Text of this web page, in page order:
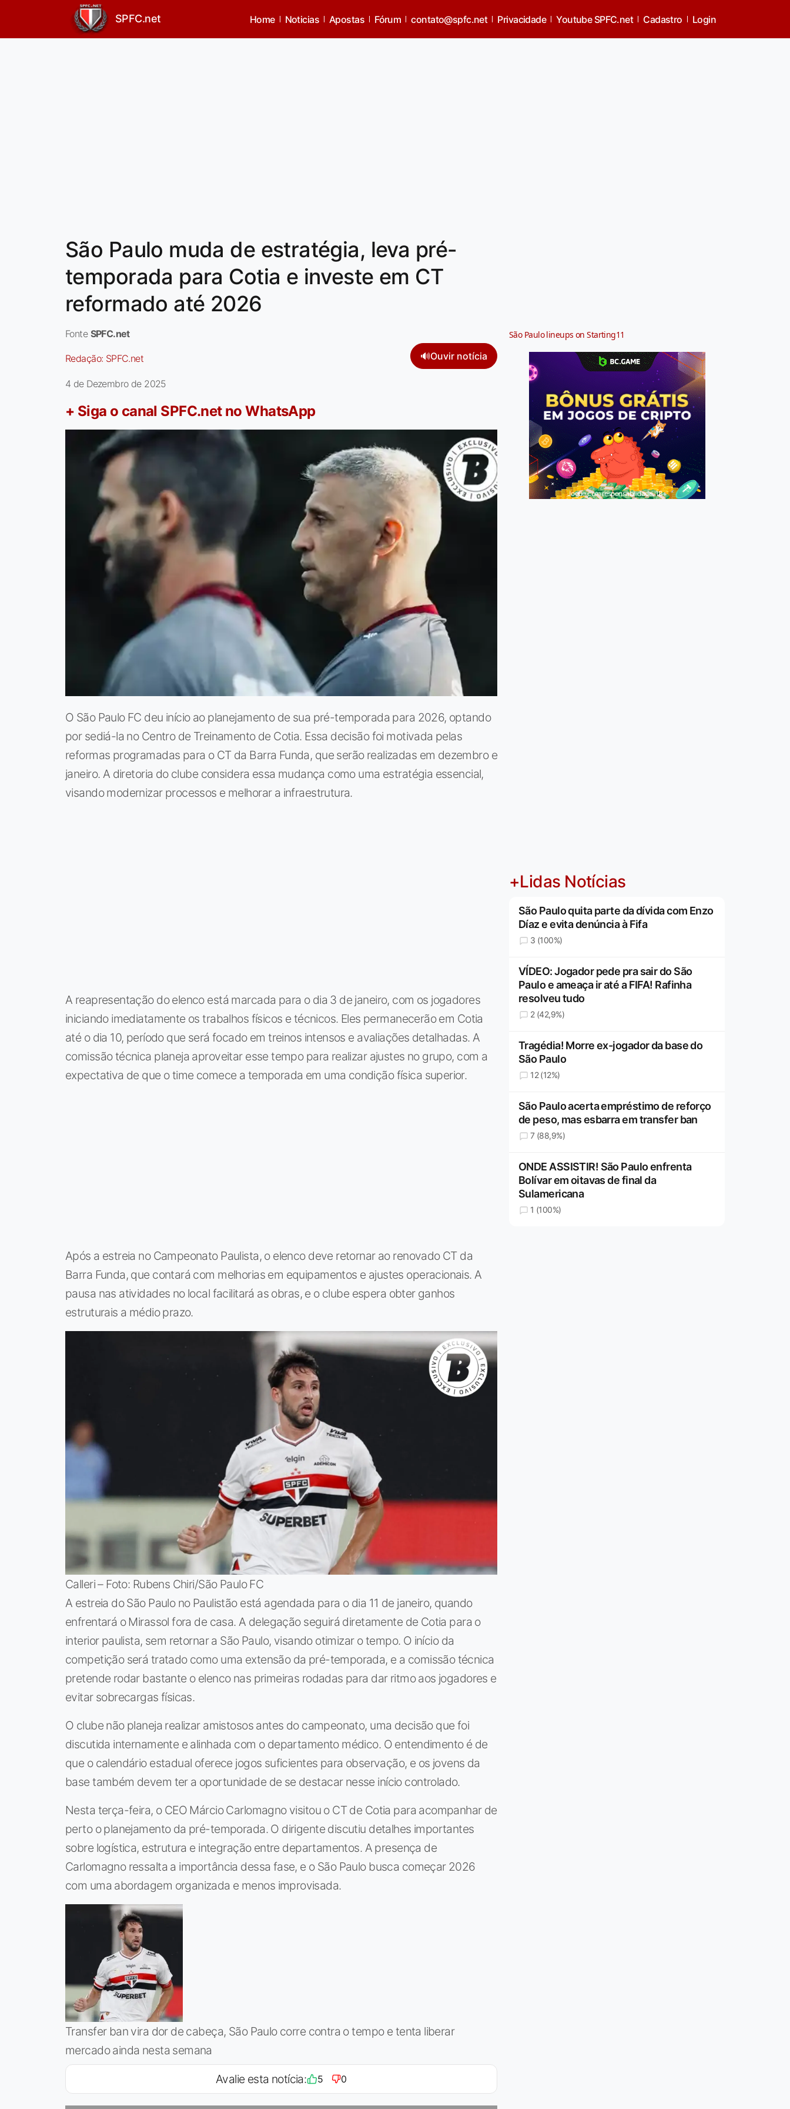
SPFC.net Home Noticias Apostas Fórum contato@spfc.net Privacidade Youtube SPFC.net Cadastro Login
São Paulo muda de estratégia, leva pré-
temporada para Cotia e investe em CT
reformado até 2026
Fonte SPFC.net
Redação: SPFC.net 🔊Ouvir notícia
4 de Dezembro de 2025
+ Siga o canal SPFC.net no WhatsApp
O São Paulo FC deu início ao planejamento de sua pré-temporada para 2026, optando
por sediá-la no Centro de Treinamento de Cotia. Essa decisão foi motivada pelas
reformas programadas para o CT da Barra Funda, que serão realizadas em dezembro e
janeiro. A diretoria do clube considera essa mudança como uma estratégia essencial,
visando modernizar processos e melhorar a infraestrutura.
A reapresentação do elenco está marcada para o dia 3 de janeiro, com os jogadores
iniciando imediatamente os trabalhos físicos e técnicos. Eles permanecerão em Cotia
até o dia 10, período que será focado em treinos intensos e avaliações detalhadas. A
comissão técnica planeja aproveitar esse tempo para realizar ajustes no grupo, com a
expectativa de que o time comece a temporada em uma condição física superior.
Após a estreia no Campeonato Paulista, o elenco deve retornar ao renovado CT da
Barra Funda, que contará com melhorias em equipamentos e ajustes operacionais. A
pausa nas atividades no local facilitará as obras, e o clube espera obter ganhos
estruturais a médio prazo.
Calleri – Foto: Rubens Chiri/São Paulo FC
A estreia do São Paulo no Paulistão está agendada para o dia 11 de janeiro, quando
enfrentará o Mirassol fora de casa. A delegação seguirá diretamente de Cotia para o
interior paulista, sem retornar a São Paulo, visando otimizar o tempo. O início da
competição será tratado como uma extensão da pré-temporada, e a comissão técnica
pretende rodar bastante o elenco nas primeiras rodadas para dar ritmo aos jogadores e
evitar sobrecargas físicas.
O clube não planeja realizar amistosos antes do campeonato, uma decisão que foi
discutida internamente e alinhada com o departamento médico. O entendimento é de
que o calendário estadual oferece jogos suficientes para observação, e os jovens da
base também devem ter a oportunidade de se destacar nesse início controlado.
Nesta terça-feira, o CEO Márcio Carlomagno visitou o CT de Cotia para acompanhar de
perto o planejamento da pré-temporada. O dirigente discutiu detalhes importantes
sobre logística, estrutura e integração entre departamentos. A presença de
Carlomagno ressalta a importância dessa fase, e o São Paulo busca começar 2026
com uma abordagem organizada e menos improvisada.
Transfer ban vira dor de cabeça, São Paulo corre contra o tempo e tenta liberar
mercado ainda nesta semana
Avalie esta notícia: 5 0
São Paulo lineups on Starting11
Jogue com responsabilidade. 18+
+Lidas Notícias
São Paulo quita parte da dívida com Enzo
Díaz e evita denúncia à Fifa
3 (100%)
VÍDEO: Jogador pede pra sair do São
Paulo e ameaça ir até a FIFA! Rafinha
resolveu tudo
2 (42,9%)
Tragédia! Morre ex-jogador da base do
São Paulo
12 (12%)
São Paulo acerta empréstimo de reforço
de peso, mas esbarra em transfer ban
7 (88,9%)
ONDE ASSISTIR! São Paulo enfrenta
Bolívar em oitavas de final da
Sulamericana
1 (100%)